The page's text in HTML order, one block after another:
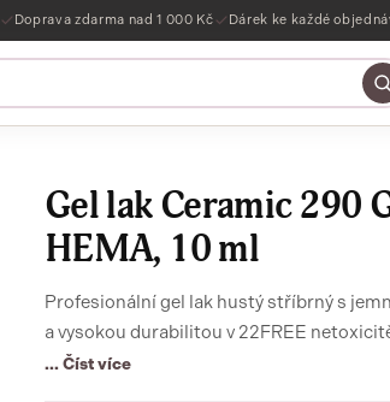
Doprava zdarma nad 1 000 Kč Dárek ke každé
Gel lak Ceramic 290
HEMA, 10 ml
Profesionální gel lak hustý stříbrný s
... Číst více